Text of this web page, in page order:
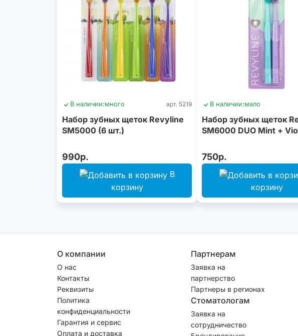
В наличии:много арт. 5219
Набор зубных щеток Revyline
SM5000 (6 шт.)
990р.
В
корзину
В наличии:мало
Набор зубных щеток
SM6000 DUO Mint +
750р.
корзину
О компании
О нас
Контакты
Реквизиты
Политика
конфиденциальности
Гарантия и сервис
Оплата и доставка
Партнерам
Заявка на
партнерство
Партнеры в регионах
Стоматологам
Заявка на
сотрудничество